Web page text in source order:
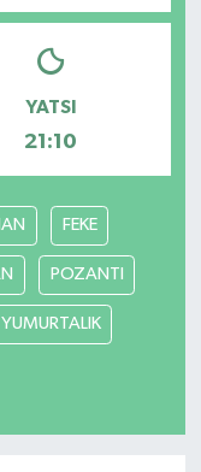
YATSI
21:10
FEKE
POZANTI
YUMURTALIK